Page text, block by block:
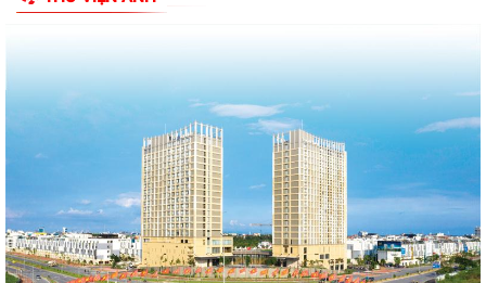
Phường Ngô Quyền: Chuỗi hoạt động tri ân, “Đền ơn đáp nghĩa” thiết
thực nhân kỷ niệm 79 năm Ngày...
PHƯỜNG NGÔ QUYỀN TỔ CHỨC HỘI NGHỊ TRAO TẶNG ẢNH PHỤC CHẾ
LIỆT SĨ VÀ TẶNG QUÀ CHO CÁC HỘ GIA ĐÌNH...
ỦY BAN NHÂN DÂN PHƯỜNG NGÔ QUYỀN THÔNG TIN Về việc cưỡng
chế cưỡng chế 02 tổ chức để thu hồi nhà là...